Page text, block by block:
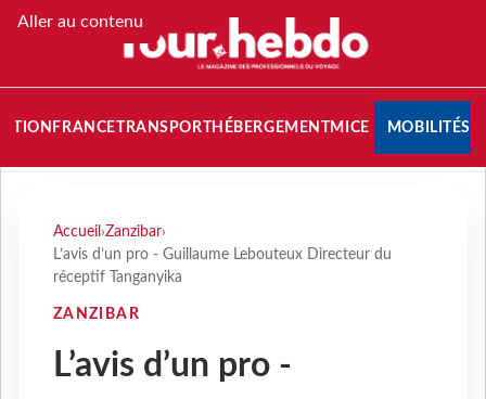
Aller au contenu
FRANCETRANSPORT HÉBERGEMENTMICE MOBILITÉS
Accueil ›Zanzibar›
L’avis d’un pro - Guillaume Lebouteux Directeur du
réceptif Tanganyika
ZANZIBAR
L’avis d’un pro -